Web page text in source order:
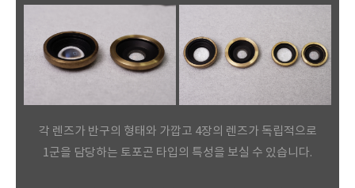
각 렌즈가 반구의 형태와 가깝고 4장의 렌즈가 독립적으로
1군을 담당하는 토포곤 타입의 특성을 보실 수 있습니다.